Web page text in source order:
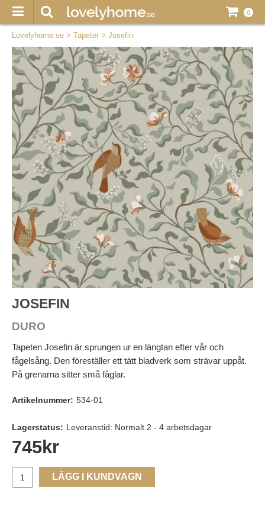
0
Lovelyhome.se > Tapeter > Josefin
JOSEFIN
DURO
Tapeten Josefin är sprungen ur en längtan efter vår och
fågelsång. Den föreställer ett tätt bladverk som strävar uppåt.
På grenarna sitter små fåglar.
Artikelnummer: 534-01
Lagerstatus: Leveranstid: Normalt 2 - 4 arbetsdagar
745kr
LÄGG I KUNDVAGN